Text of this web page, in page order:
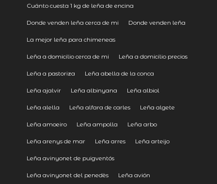
Cuánto cuesta 1 kg de leña de encina
Donde venden leña cerca de mi Donde venden leña
La mejor leña para chimeneas
Leña a domicilio cerca de mi Leña a domicilio precios
Leña a pastoriza Leña abella de la conca
Leña ajalvir Leña albinyana Leña albiol
Leña alella Leña alfara de carles Leña algete
Leña amoeiro Leña ampolla Leña arbo
Leña arenys de mar Leña arres Leña arteijo
Leña avinyonet de puigventós
Leña avinyonet del penedès Leña avión